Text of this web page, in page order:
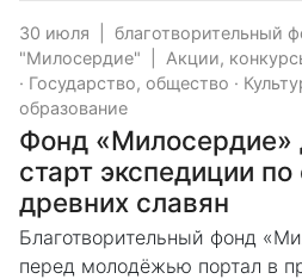
30 июля
благотворительный
"Милосердие"
Акции,
· Государство, общество ·
образование
Фонд «Милосердие»
старт экспедиции
древних славян
Благотворительный фонд
перед молодёжью портал в